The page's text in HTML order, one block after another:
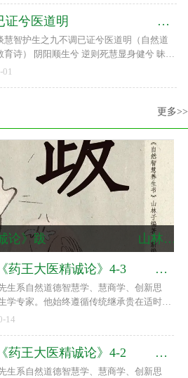
不调已证兮医道明 山林子自然道德慧智护生之九
慧智护生之九不调已证兮医道明（自然道
育诗） 阴阳顺生兮 逆则死慧显身健兮 昧现
迟兮 未证防不调已证兮 医道明顽证已成兮
更多>>
新编《药王大医精诚论》跋 山林子 自然道德智慧养生
新编《药王大医精诚论》4-3 山林子 自然道德智慧养生
生系自然道德智慧学、慧商学、创新思
学专家。他始终遵循传统继承贵在适时创
，以回归人类自然道德本体文化精神、复
等重要理念，首倡自然道德智慧教育与教
慧商教育，自然道德智慧人生诗意教育，
14
新编《药王大医精诚论》4-2 山林子 自然道德智慧养生
生系自然道德智慧学、慧商学、创新思